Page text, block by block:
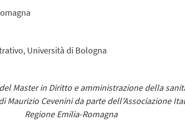
Università di Bologna
Master in Diritto e amministrazione della
Cevenini da parte dell’Associazione
Regione Emilia-Romagna